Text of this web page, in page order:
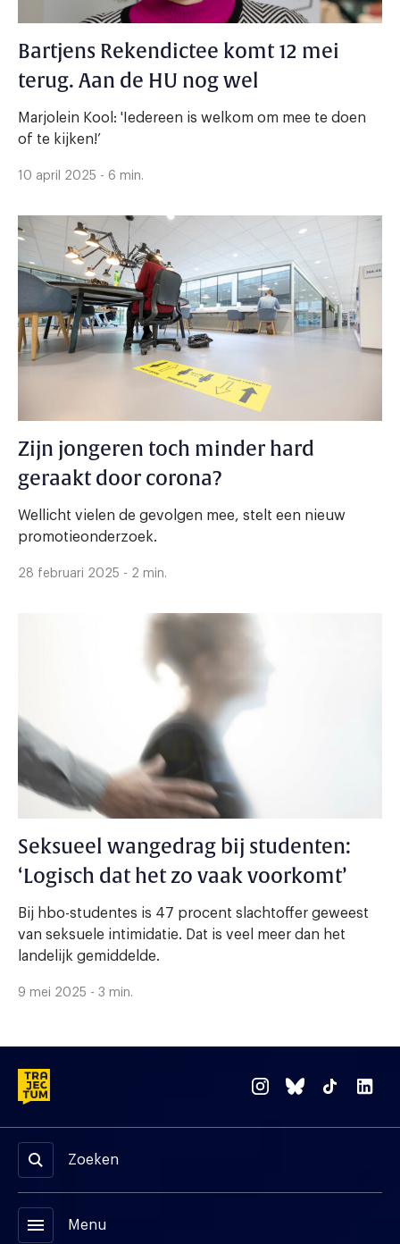
Bartjens Rekendictee komt 12 mei
terug. Aan de HU nog wel
Marjolein Kool: 'Iedereen is welkom om mee te doen
of te kijken!’
10 april 2025 - 6 min.
Zijn jongeren toch minder hard
geraakt door corona?
Wellicht vielen de gevolgen mee, stelt een nieuw
promotieonderzoek.
28 februari 2025 - 2 min.
Seksueel wangedrag bij studenten:
‘Logisch dat het zo vaak voorkomt’
Bij hbo-studentes is 47 procent slachtoffer geweest
van seksuele intimidatie. Dat is veel meer dan het
landelijk gemiddelde.
9 mei 2025 - 3 min.
Zoeken
menu Menu